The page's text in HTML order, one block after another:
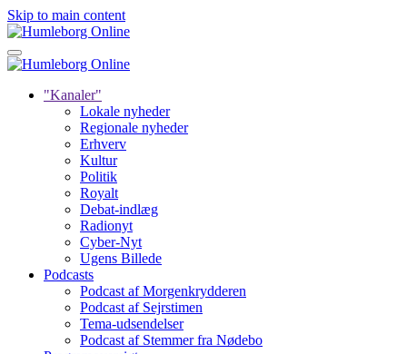
Skip to main content
"Kanaler"
Lokale nyheder
Regionale nyheder
Erhverv
Kultur
Politik
Royalt
Debat-indlæg
Radionyt
Cyber-Nyt
Ugens Billede
Podcasts
Podcast af Morgenkrydderen
Podcast af Sejrstimen
Tema-udsendelser
Podcast af Stemmer fra Nødebo